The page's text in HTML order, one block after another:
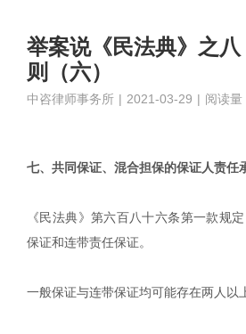
举案说《民法典》之
则（六）
中咨律师事务所 | 2021-03-29 | 阅读量
七、共同保证、混合担保的保证人责任
《民法典》第六百八十六条第一款规
保证和连带责任保证。
一般保证与连带保证均可能存在两人以